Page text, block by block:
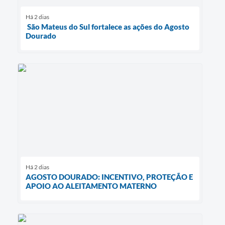
Há 2 dias
São Mateus do Sul fortalece as ações do Agosto
Dourado
Há 2 dias
AGOSTO DOURADO: INCENTIVO, PROTEÇÃO E
APOIO AO ALEITAMENTO MATERNO